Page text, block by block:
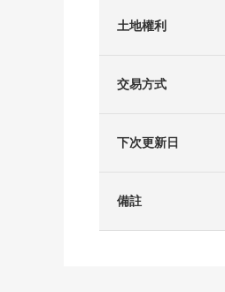
土地權利
交易方式
下次更新日
備註